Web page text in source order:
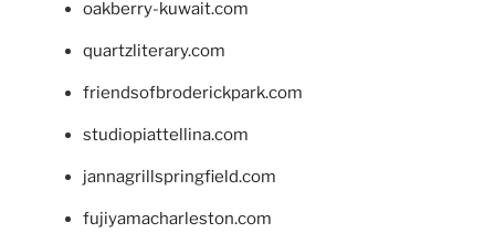
oakberry-kuwait.com
quartzliterary.com
friendsofbroderickpark.com
studiopiattellina.com
jannagrillspringfield.com
fujiyamacharleston.com